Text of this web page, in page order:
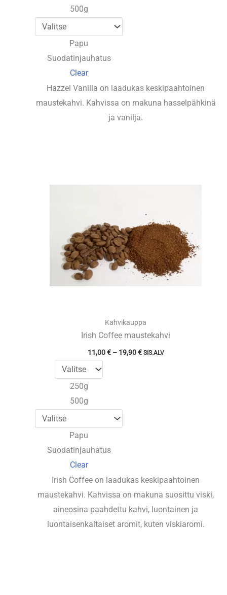
500g
Papu
Suodatinjauhatus
Clear
Hazzel Vanilla on laadukas keskipaahtoinen
maustekahvi. Kahvissa on makuna hasselpähkinä
ja vanilja.
Kahvikauppa
Irish Coffee maustekahvi
11,00€ – 19,90€Hintaluokka:
11,00 €
SIS.ALV
250g
500g
Papu
Suodatinjauhatus
Clear
Irish Coffee on laadukas keskipaahtoinen
maustekahvi. Kahvissa on makuna suosittu viski,
aineosina paahdettu kahvi, luontainen ja
luontaisenkaltaiset aromit, kuten viskiaromi.